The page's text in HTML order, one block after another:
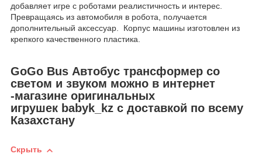
добавляет игре с роботами реалистичность и интерес.
Превращаясь из автомобиля в робота, получается
дополнительный аксессуар. Корпус машины изготовлен из
крепкого качественного пластика.
GoGo Bus Автобус трансформер со
светом и звуком можно в интернет
-магазине оригинальных
игрушек babyk_kz с доставкой по всему
Казахстану
Скрыть